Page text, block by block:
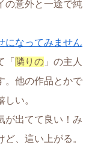
の意外と一途で純
になってみません
「 隣りの 」の主人
。他の作品とかで
い。
が出てて良い！み
、這い上がる。